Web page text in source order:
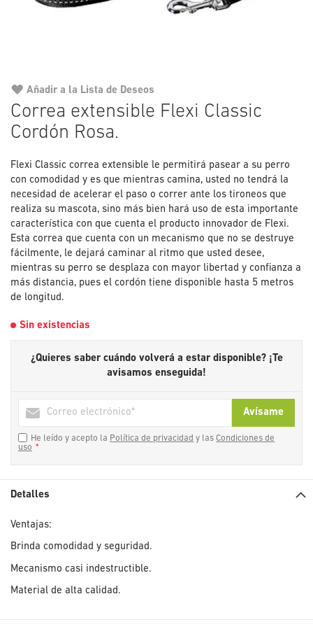
Correa extensible Flexi Classic
Cordón Rosa.
Flexi Classic correa extensible le permitirá pasear a su perro
con comodidad y es que mientras camina, usted no tendrá la
necesidad de acelerar el paso o correr ante los tironeos que
realiza su mascota, sino más bien hará uso de esta importante
característica con que cuenta el producto innovador de Flexi.
Esta correa que cuenta con un mecanismo que no se destruye
fácilmente, le dejará caminar al ritmo que usted desee,
mientras su perro se desplaza con mayor libertad y confianza a
más distancia, pues el cordón tiene disponible hasta 5 metros
de longitud.
Sin existencias
¿Quieres saber cuándo volverá a estar disponible? ¡Te
avisamos enseguida!
Avísame
He leído y acepto la Política de privacidad y lasCondiciones de
uso
Añadir a la Lista de Deseos
al
imágenes
Detalles
Ventajas:
Brinda comodidad y seguridad.
Mecanismo casi indestructible.
Material de alta calidad.